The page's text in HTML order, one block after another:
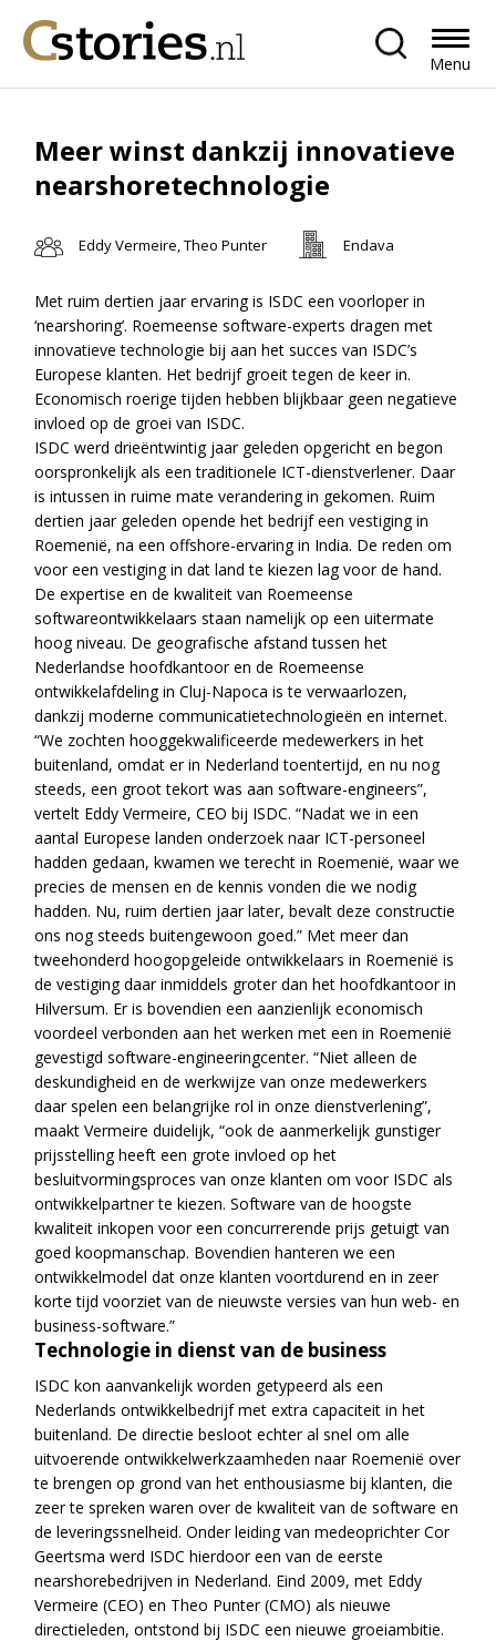
Menu
Meer winst dankzij innovatieve
nearshoretechnologie
Eddy Vermeire, Theo Punter Endava
Met ruim dertien jaar ervaring is ISDC een voorloper in
‘nearshoring’. Roemeense software-experts dragen met
innovatieve technologie bij aan het succes van ISDC’s
Europese klanten. Het bedrijf groeit tegen de keer in.
Economisch roerige tijden hebben blijkbaar geen negatieve
invloed op de groei van ISDC.
ISDC werd drieëntwintig jaar geleden opgericht en begon
oorspronkelijk als een traditionele ICT-dienstverlener. Daar
is intussen in ruime mate verandering in gekomen. Ruim
dertien jaar geleden opende het bedrijf een vestiging in
Roemenië, na een offshore-ervaring in India. De reden om
voor een vestiging in dat land te kiezen lag voor de hand.
De expertise en de kwaliteit van Roemeense
softwareontwikkelaars staan namelijk op een uitermate
hoog niveau. De geografische afstand tussen het
Nederlandse hoofdkantoor en de Roemeense
ontwikkelafdeling in Cluj-Napoca is te verwaarlozen,
dankzij moderne communicatietechnologieën en internet.
“We zochten hooggekwalificeerde medewerkers in het
buitenland, omdat er in Nederland toentertijd, en nu nog
steeds, een groot tekort was aan software-engineers”,
vertelt Eddy Vermeire, CEO bij ISDC. “Nadat we in een
aantal Europese landen onderzoek naar ICT-personeel
hadden gedaan, kwamen we terecht in Roemenië, waar we
precies de mensen en de kennis vonden die we nodig
hadden. Nu, ruim dertien jaar later, bevalt deze constructie
ons nog steeds buitengewoon goed.” Met meer dan
tweehonderd hoogopgeleide ontwikkelaars in Roemenië is
de vestiging daar inmiddels groter dan het hoofdkantoor in
Hilversum. Er is bovendien een aanzienlijk economisch
voordeel verbonden aan het werken met een in Roemenië
gevestigd software-engineeringcenter. “Niet alleen de
deskundigheid en de werkwijze van onze medewerkers
daar spelen een belangrijke rol in onze dienstverlening”,
maakt Vermeire duidelijk, “ook de aanmerkelijk gunstiger
prijsstelling heeft een grote invloed op het
besluitvormingsproces van onze klanten om voor ISDC als
ontwikkelpartner te kiezen. Software van de hoogste
kwaliteit inkopen voor een concurrerende prijs getuigt van
goed koopmanschap. Bovendien hanteren we een
ontwikkelmodel dat onze klanten voortdurend en in zeer
korte tijd voorziet van de nieuwste versies van hun web- en
business-software.”
Technologie in dienst van de business
ISDC kon aanvankelijk worden getypeerd als een
Nederlands ontwikkelbedrijf met extra capaciteit in het
buitenland. De directie besloot echter al snel om alle
uitvoerende ontwikkelwerkzaamheden naar Roemenië over
te brengen op grond van het enthousiasme bij klanten, die
zeer te spreken waren over de kwaliteit van de software en
de leveringssnelheid. Onder leiding van medeoprichter Cor
Geertsma werd ISDC hierdoor een van de eerste
nearshorebedrijven in Nederland. Eind 2009, met Eddy
Vermeire (CEO) en Theo Punter (CMO) als nieuwe
directieleden, ontstond bij ISDC een nieuwe groeiambitie.